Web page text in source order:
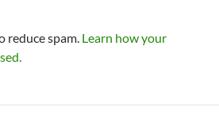
reduce spam. Learn how your